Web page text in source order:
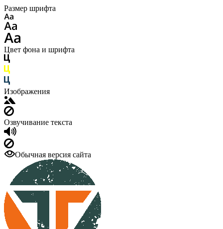
Размер шрифта
Цвет фона и шрифта
Изображения
Озвучивание текста
Обычная версия сайта